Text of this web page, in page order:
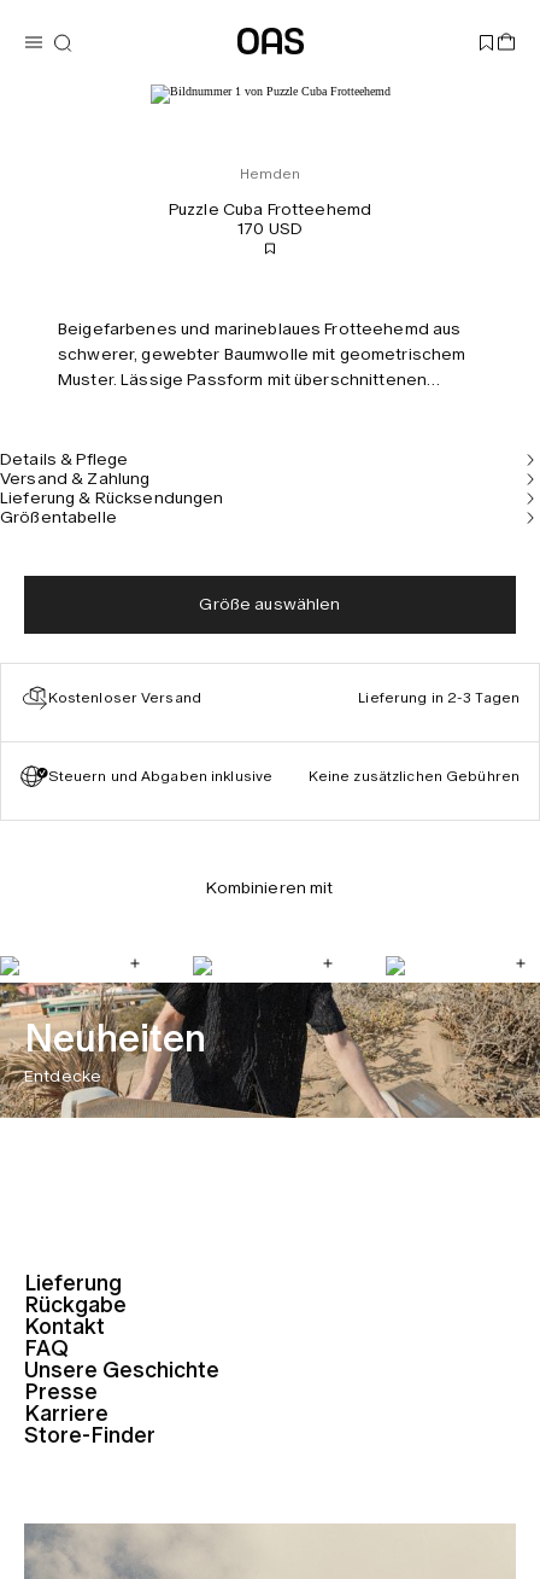
Hemden
Puzzle Cuba Frotteehemd
170 USD
Beigefarbenes und marineblaues Frotteehemd aus
schwerer, gewebter Baumwolle mit geometrischem
Muster. Lässige Passform mit überschnittenen
Details & Pflege
Versand & Zahlung
Lieferung & Rücksendungen
Größentabelle
Größe auswählen
Kostenloser Versand Lieferung in 2-3 Tagen
Steuern und Abgaben inklusive Keine zusätzlichen Gebühren
Kombinieren mit
Neuheiten
Entdecke
Lieferung
Rückgabe
Kontakt
FAQ
Unsere Geschichte
Presse
Karriere
Store-Finder